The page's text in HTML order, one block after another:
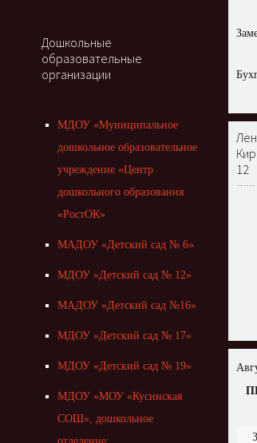
12
3
Дошкольные
образовательные
организации
МДОУ «Муниципальное
дошкольное образовательное
учреждение «Центр
дошкольного образования
«РостОК»
МАДОУ «Детский сад № 6»
МДОУ «Детский сад № 12»
МАДОУ «Детский сад №16»
МДОУ «Детский сад № 17»
МДОУ «Детский сад № 19»
МДОУ «МОУ «Кусинская
СОШ», дошкольное